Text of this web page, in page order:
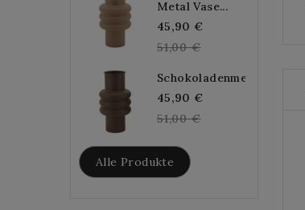
Metal Vase...
45,90 €
51,00 €
Schokoladenmetallvase...
45,90 €
51,00 €
Alle Produkte